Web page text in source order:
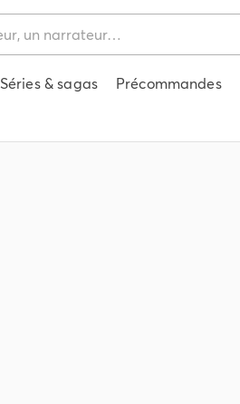
Séries & sagas Précommandes